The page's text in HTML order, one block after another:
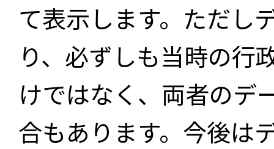
て表示します。ただし
り、必ずしも当時の行
けではなく、両者のデ
合もあります。今後は